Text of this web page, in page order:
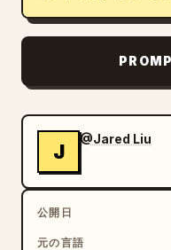
J
@Jared Liu
公開日
元の言語